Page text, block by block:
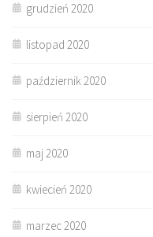
grudzień 2020
listopad 2020
październik 2020
sierpień 2020
maj 2020
kwiecień 2020
marzec 2020